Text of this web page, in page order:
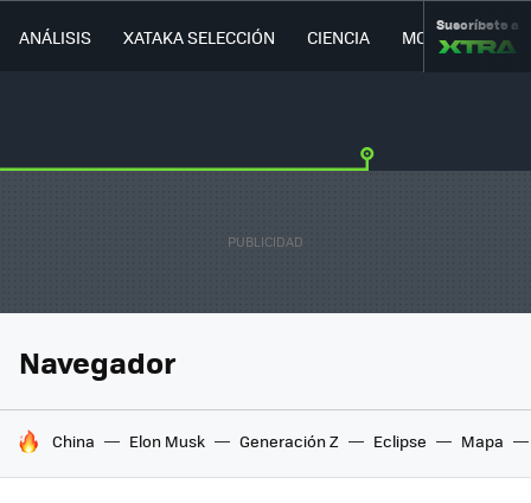
ANÁLISIS XATAKA SELECCIÓN CIENCIA MOVILIDAD
Suscríbete a
Navegador
HOY SE HABLA DE
China Elon Musk Generación Z Eclipse Mapa